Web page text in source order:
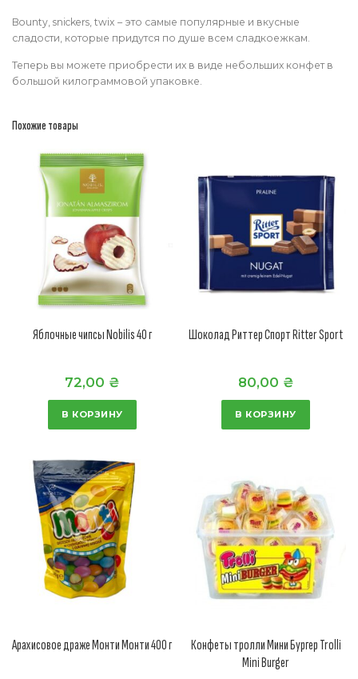
Bounty, snickers, twix – это самые популярные и вкусные
сладости, которые придутся по душе всем сладкоежкам.
Теперь вы можете приобрести их в виде небольших конфет в
большой килограммовой упаковке.
Похожие товары
Яблочные чипсы Nobilis 40 г
72,00 ₴
В КОРЗИНУ
Шоколад Риттер Спорт Ritter Sport
80,00 ₴
В КОРЗИНУ
Арахисовое драже Монти Монти 400 г
Конфеты тролли Мини Бургер Trolli
Mini Burger